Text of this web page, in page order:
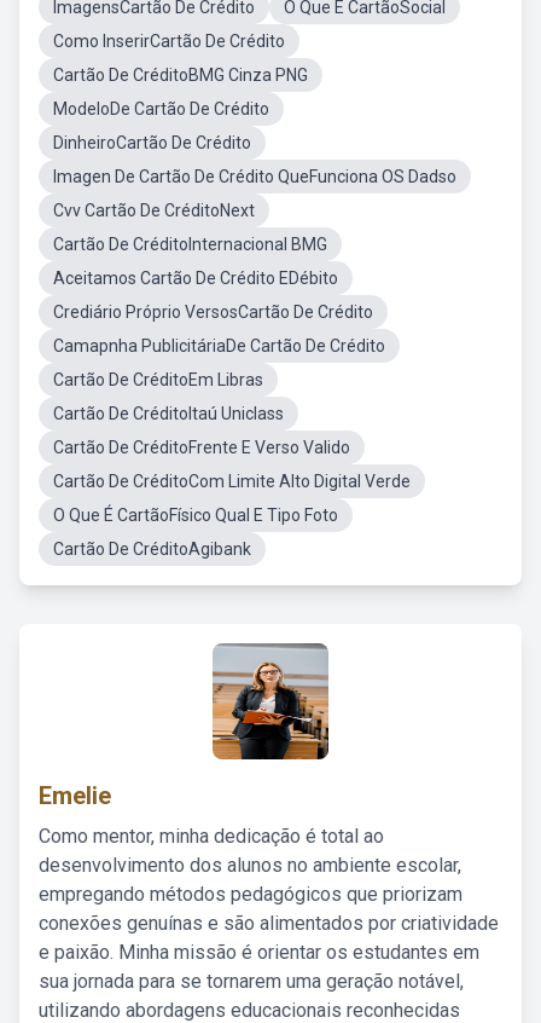
ImagensCartão De Crédito
O Que É CartãoSocial
Como InserirCartão De Crédito
Cartão De CréditoBMG Cinza PNG
ModeloDe Cartão De Crédito
DinheiroCartão De Crédito
Imagen De Cartão De Crédito QueFunciona OS Dadso
Cvv Cartão De CréditoNext
Cartão De CréditoInternacional BMG
Aceitamos Cartão De Crédito EDébito
Crediário Próprio VersosCartão De Crédito
Camapnha PublicitáriaDe Cartão De Crédito
Cartão De CréditoEm Libras
Cartão De CréditoItaú Uniclass
Cartão De CréditoFrente E Verso Valido
Cartão De CréditoCom Limite Alto Digital Verde
O Que É CartãoFísico Qual E Tipo Foto
Cartão De CréditoAgibank
Emelie
Como mentor, minha dedicação é total ao
desenvolvimento dos alunos no ambiente escolar,
empregando métodos pedagógicos que priorizam
conexões genuínas e são alimentados por criatividade
e paixão. Minha missão é orientar os estudantes em
sua jornada para se tornarem uma geração notável,
utilizando abordagens educacionais reconhecidas